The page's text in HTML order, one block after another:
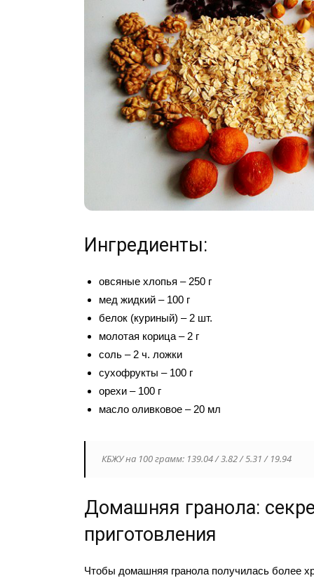
Ингредиенты:
овсяные хлопья – 250 г
мед жидкий – 100 г
белок (куриный) – 2 шт.
молотая корица – 2 г
соль – 2 ч. ложки
сухофрукты – 100 г
орехи – 100 г
масло оливковое – 20 мл
КБЖУ на 100 грамм: 139.04 / 3.82 / 5.31 / 19.94
Домашняя гранола:
приготовления
Чтобы домашняя гранола получилась более